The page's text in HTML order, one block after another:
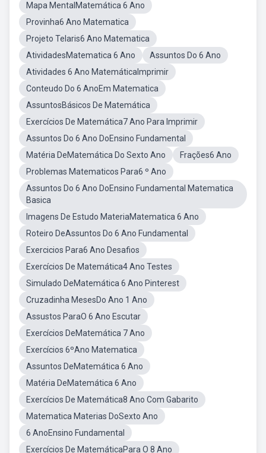
Mapa MentalMatemática 6 Ano
Provinha6 Ano Matematica
Projeto Telaris6 Ano Matematica
AtividadesMatematica 6 Ano
Assuntos Do 6 Ano
Atividades 6 Ano MatemáticaImprimir
Conteudo Do 6 AnoEm Matematica
AssuntosBásicos De Matemática
Exercícios De Matemática7 Ano Para Imprimir
Assuntos Do 6 Ano DoEnsino Fundamental
Matéria DeMatemática Do Sexto Ano
Frações6 Ano
Problemas Matematicos Para6 º Ano
Assuntos Do 6 Ano DoEnsino Fundamental Matematica
Basica
Imagens De Estudo MateriaMatematica 6 Ano
Roteiro DeAssuntos Do 6 Ano Fundamental
Exercicios Para6 Ano Desafios
Exercícios De Matemática4 Ano Testes
Simulado DeMatemática 6 Ano Pinterest
Cruzadinha MesesDo Ano 1 Ano
Assustos ParaO 6 Ano Escutar
Exercícios DeMatemática 7 Ano
Exercícios 6ºAno Matematica
Assuntos DeMatemática 6 Ano
Matéria DeMatemática 6 Ano
Exercícios De Matemática8 Ano Com Gabarito
Matematica Materias DoSexto Ano
6 AnoEnsino Fundamental
Exercícios De MatemáticaPara O 8 Ano